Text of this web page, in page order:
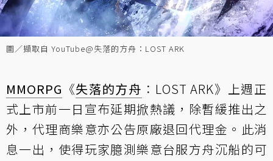
圖／擷取自 YouTube@失落的方舟：LOST ARK
MMORPG 《失落的方舟 ：LOST ARK》上週正
式上市前一日宣布延期掀熱議，除暫緩推出之
外，代理商樂意亦公告原廠退回代理金。此消
息一出，使得玩家臆測樂意台服方舟沉船的可